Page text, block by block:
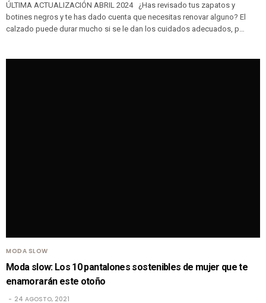
ÚLTIMA ACTUALIZACIÓN ABRIL 2024 ¿Has revisado tus zapatos y
botines negros y te has dado cuenta que necesitas renovar alguno? El
calzado puede durar mucho si se le dan los cuidados adecuados, p…
MODA SLOW
Moda slow: Los 10 pantalones sostenibles de mujer que te
enamorarán este otoño
24 AGOSTO, 2021